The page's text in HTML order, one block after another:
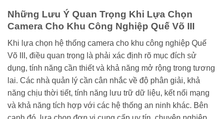
Những Lưu Ý Quan Trọng Khi Lựa Chọn
Camera Cho Khu Công Nghiệp Quế Võ III
Khi lựa chọn hệ thống camera cho khu công nghiệp Quế
Võ III, điều quan trọng là phải xác định rõ mục đích sử
dụng, tính năng cần thiết và khả năng mở rộng trong tương
lai. Các nhà quản lý cần cân nhắc về độ phân giải, khả
năng chịu thời tiết, tính năng lưu trữ dữ liệu, kết nối mạng
và khả năng tích hợp với các hệ thống an ninh khác. Bên